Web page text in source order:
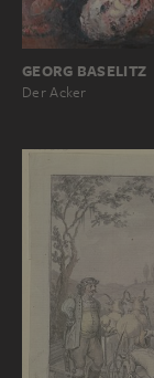
GEORG BASELITZ
Der Acker